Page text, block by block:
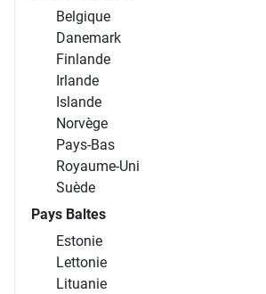
Belgique
Danemark
Finlande
Irlande
Islande
Norvège
Pays-Bas
Royaume-Uni
Suède
Pays Baltes
Estonie
Lettonie
Lituanie